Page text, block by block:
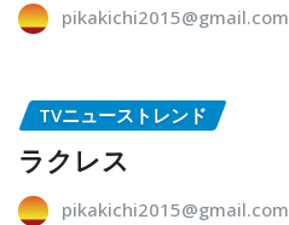
pikakichi2015@gmail.com
TVニューストレンド
ラクレス
pikakichi2015@gmail.com